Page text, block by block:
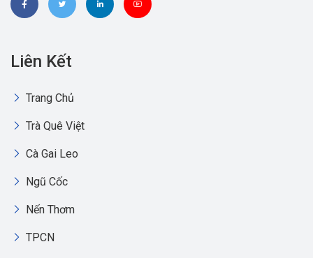
Liên Kết
Trang Chủ
Trà Quê Việt
Cà Gai Leo
Ngũ Cốc
Nến Thơm
TPCN